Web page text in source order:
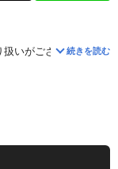
扱いがございます。「
続きを読む